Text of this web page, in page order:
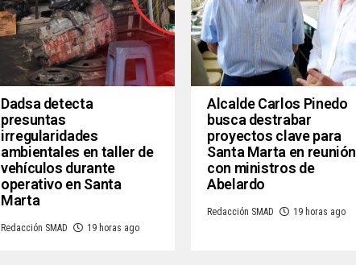
Dadsa detecta
presuntas
irregularidades
ambientales en taller de
vehículos durante
operativo en Santa
Marta
Redacción SMAD 19 horas ago
Alcalde Carlos Pinedo
busca destrabar
proyectos clave para
Santa Marta en reunión
con ministros de
Abelardo
Redacción SMAD 19 horas ago